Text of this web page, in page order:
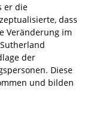
er die
dass
Veränderung im
der
Diese
und bilden